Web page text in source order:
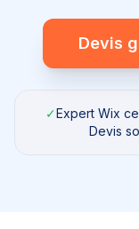
Devis
✓Expert Wix
Devis